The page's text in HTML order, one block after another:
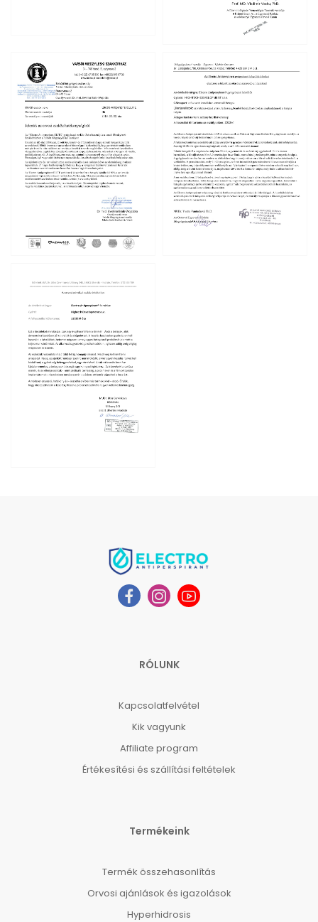
RÓLUNK
Kapcsolatfelvétel
Kik vagyunk
Affiliate program
Értékesítési és szállítási feltételek
Termékeink
Termék összehasonlítás
Orvosi ajánlások és igazolások
Hyperhidrosis